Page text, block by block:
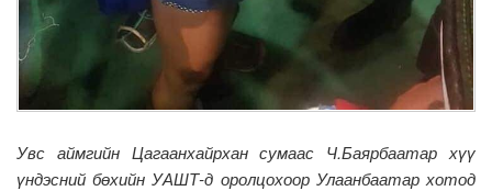
Увс аймгийн Цагаанхайрхан сумаас Ч.Баярбаатар хүү
үндэсний бөхийн УАШТ-д оролцохоор Улаанбаатар хотод